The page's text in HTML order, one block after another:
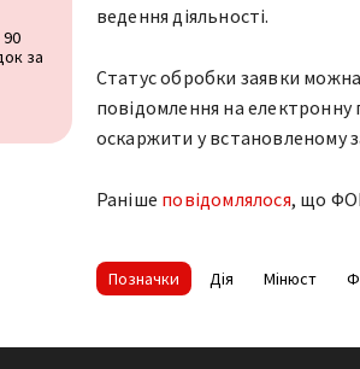
за
ведення діяльності.
Статус обробки заявки
повідомлення на електронну
оскаржити у встановленому
Раніше повідомлялося, що
Позначки Дія Мінюст